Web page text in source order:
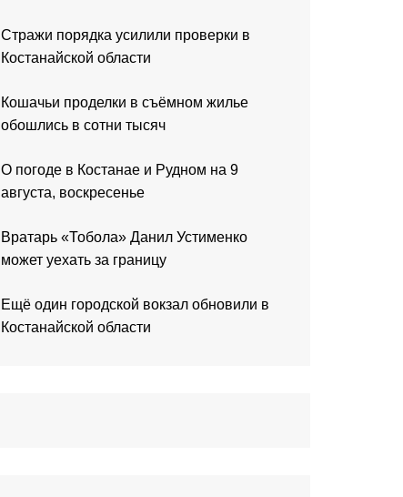
Стражи порядка усилили проверки в
Костанайской области
Кошачьи проделки в съёмном жилье
обошлись в сотни тысяч
О погоде в Костанае и Рудном на 9
августа, воскресенье
Вратарь «Тобола» Данил Устименко
может уехать за границу
Ещё один городской вокзал обновили в
Костанайской области